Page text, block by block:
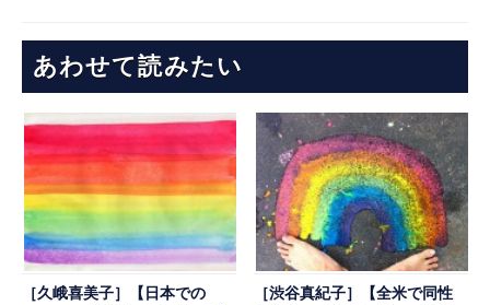
あわせて読みたい
［久峨喜美子］【日本での
［渋谷真紀子］【全米で同性